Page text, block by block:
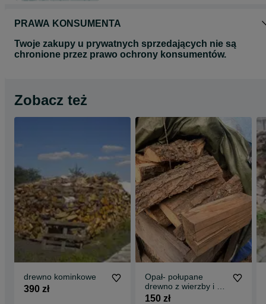
PRAWA KONSUMENTA
Twoje zakupy u prywatnych sprzedających nie są
chronione przez prawo ochrony konsumentów.
Zobacz też
drewno kominkowe
390 zł
Opał- połupane
drewno z wierzby i z
świerku sprzedam
150 zł